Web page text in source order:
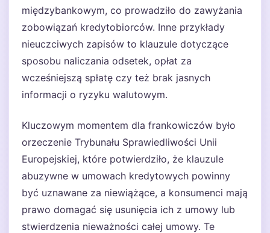
międzybankowym, co prowadziło do zawyżania
zobowiązań kredytobiorców. Inne przykłady
nieuczciwych zapisów to klauzule dotyczące
sposobu naliczania odsetek, opłat za
wcześniejszą spłatę czy też brak jasnych
informacji o ryzyku walutowym.
Kluczowym momentem dla frankowiczów było
orzeczenie Trybunału Sprawiedliwości Unii
Europejskiej, które potwierdziło, że klauzule
abuzywne w umowach kredytowych powinny
być uznawane za niewiążące, a konsumenci mają
prawo domagać się usunięcia ich z umowy lub
stwierdzenia nieważności całej umowy. Te